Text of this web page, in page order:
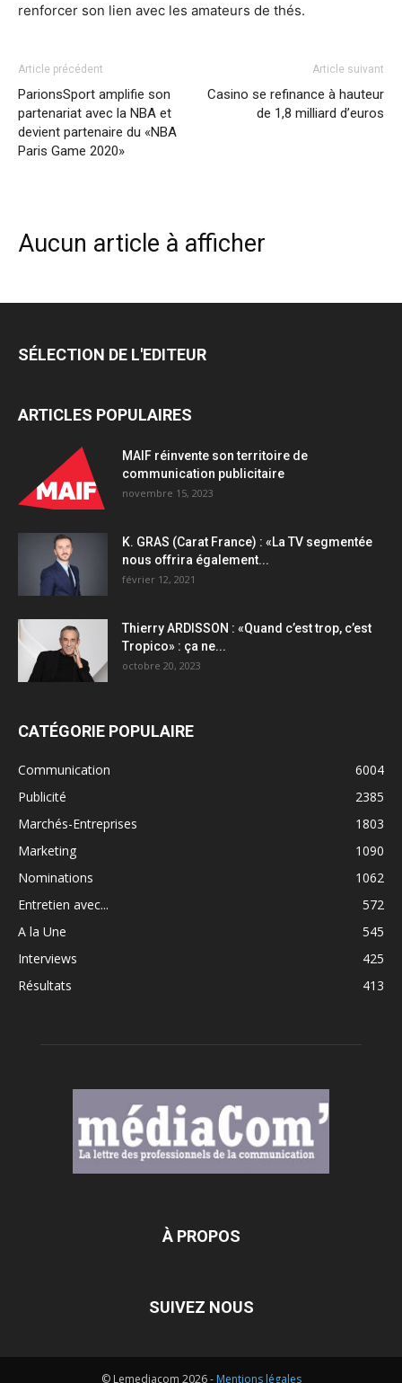
renforcer son lien avec les amateurs de thés.
Article précédent
ParionsSport amplifie son
partenariat avec la NBA et
devient partenaire du «NBA
Paris Game 2020»
Article suivant
Casino se refinance à hauteur
de 1,8 milliard d’euros
Aucun article à afficher
SÉLECTION DE L'EDITEUR
ARTICLES POPULAIRES
MAIF réinvente son territoire de
communication publicitaire
novembre 15, 2023
K. GRAS (Carat France) : «La TV segmentée
nous offrira également...
février 12, 2021
Thierry ARDISSON : «Quand c’est trop, c’est
Tropico» : ça ne...
octobre 20, 2023
CATÉGORIE POPULAIRE
Communication
6004
Publicité
2385
Marchés-Entreprises
1803
Marketing
1090
Nominations
1062
Entretien avec...
572
A la Une
545
Interviews
425
Résultats
413
À PROPOS
SUIVEZ NOUS
© Lemediacom 2026 - Mentions légales